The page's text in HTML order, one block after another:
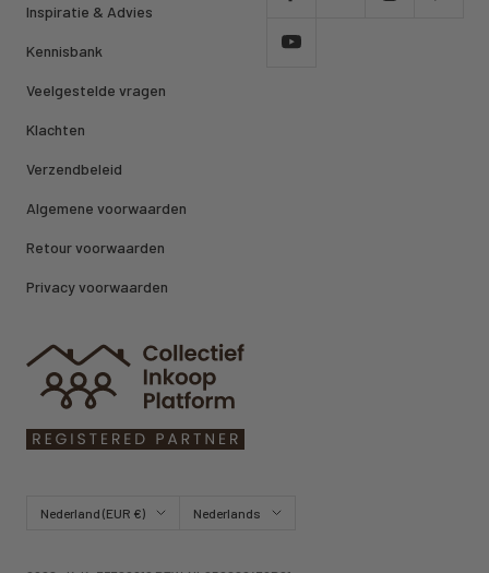
Inspiratie & Advies
Kennisbank
Veelgestelde vragen
Klachten
Verzendbeleid
Algemene voorwaarden
Retour voorwaarden
Privacy voorwaarden
Land/regio Nederland (EUR €) TaalNederlands